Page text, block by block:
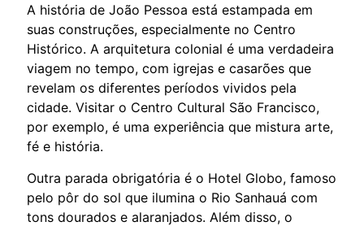
A história de João Pessoa está estampada em
suas construções, especialmente no Centro
Histórico. A arquitetura colonial é uma verdadeira
viagem no tempo, com igrejas e casarões que
revelam os diferentes períodos vividos pela
cidade. Visitar o Centro Cultural São Francisco,
por exemplo, é uma experiência que mistura arte,
fé e história.
Outra parada obrigatória é o Hotel Globo, famoso
pelo pôr do sol que ilumina o Rio Sanhauá com
tons dourados e alaranjados. Além disso, o